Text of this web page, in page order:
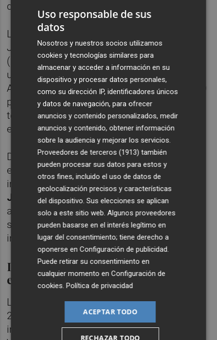
descargados.
La start-up se fundó en 2013 por Francisco
José Martínez (CEO) y Zacarías Gómez
('product manager' y 'game designer') como
una pequeña desarrolladora de videojuegos.
Ahora cuenta con una plantilla de más de 30
personas, con trabajadores procedentes de
toda España, y sus oficinas están situadas
en la Marina de Empresas de Valencia.
Desde 2013, Codigames recibe el apoyo de
este hub de emprendimiento valenciano
impulsado por el presidente de Mercadona,
Juan Roig; primero por parte de la
aceleradora Lanzadera, tras formar parte de
su primera edición, y después con la
inversión de Angels.
Los fundadores recompraron la
empresa
Los fundadores recompraron en agosto de
2019 la mayoría de la empresa a sus socios
inversores, Caixa Capital Risc, Faraday
Uso responsable de sus
datos
Nosotros y nuestros socios utilizamos
cookies y tecnologías similares para
almacenar y acceder a información en su
dispositivo y procesar datos personales,
como su dirección IP, identificadores únicos
y datos de navegación, para ofrecer
anuncios y contenido personalizados, medir
anuncios y contenido, obtener información
sobre la audiencia y mejorar los servicios.
Proveedores de terceros (1913) también
pueden procesar sus datos para estos y
otros fines, incluido el uso de datos de
geolocalización precisos y características
del dispositivo. Sus elecciones se aplican
solo a este sitio web. Algunos proveedores
pueden basarse en el interés legítimo en
lugar del consentimiento; tiene derecho a
oponerse enConfiguración de publicidad
Puede retirar su consentimiento en
cualquier momento enConfiguración de
cookies .Política de privacidad
ACEPTAR TODO
RECHAZAR TODO